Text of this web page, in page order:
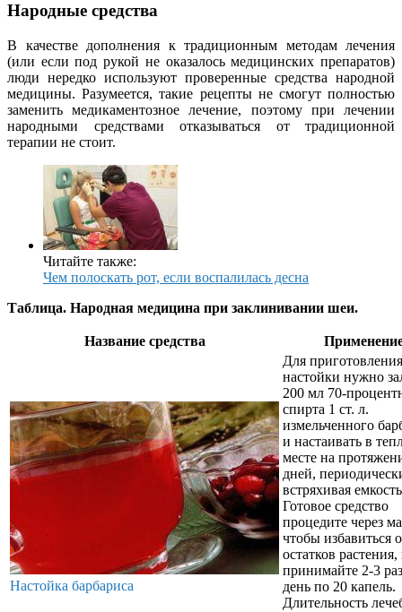
Народные средства
В качестве дополнения к традиционным методам лечения
(или если под рукой не оказалось медицинских препаратов)
люди нередко используют проверенные средства народной
медицины. Разумеется, такие рецепты не смогут полностью
заменить медикаментозное лечение, поэтому при лечении
народными средствами отказываться от традиционной
терапии не стоит.
Читайте также:
Чем полоскать рот, если воспалилась десна
Таблица. Народная медицина при заклинивании шеи.
Название средства
Настойка барбариса
Для приготовления
настойки нужно
200 мл 70-
спирта 1 ст. л.
измельченного
и настаивать в
месте на
дней,
встряхивая
Готовое средство
процедите через
чтобы избавиться
остатков растения,
принимайте 2-3
день по 20 капель.
Длительность